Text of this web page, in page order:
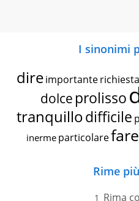
I sinonimi
dire importante richiesta
dolce prolisso
tranquillodifficile
inerme particolarefare
Rime
Rima